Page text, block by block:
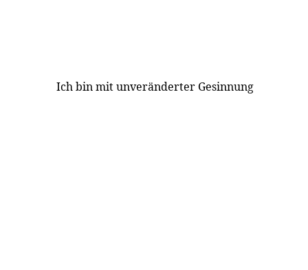
Ich bin mit unveränderter Gesinnung